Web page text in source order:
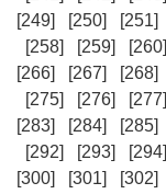
[249]
[250] [251]
[258]
[259] [260]
[266]
[267] [268]
[275]
[276] [277]
[283]
[284] [285]
[292]
[293] [294]
[300]
[301] [302]